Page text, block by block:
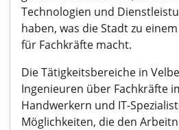
Technologien und
haben, was die Stadt zu
für Fachkräfte macht.
Die Tätigkeitsbereiche in
Ingenieuren über Fachkräfte
Handwerkern und IT-
Möglichkeiten, die den